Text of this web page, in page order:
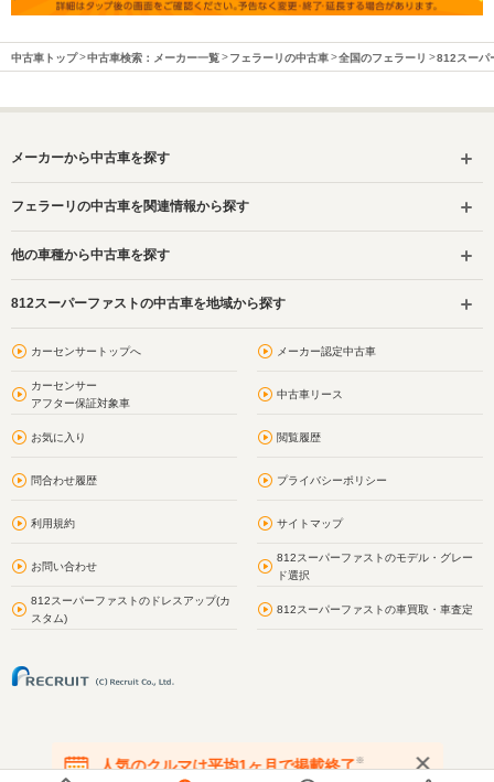
中古車トップ 中古車検索：メーカー一覧 フェラーリの中古車 全国のフェラーリ 812スーパ
メーカーから中古車を探す
フェラーリの中古車を関連情報から探す
他の車種から中古車を探す
812スーパーファストの中古車を地域から探す
カーセンサートップへ メーカー認定中古車
カーセンサー
アフター保証対象車
中古車リース
お気に入り 閲覧履歴
問合わせ履歴 プライバシーポリシー
利用規約 サイトマップ
お問い合わせ
812スーパーファストのモデル・グレー
ド選択
812スーパーファストのドレスアップ(カ
スタム)
812スーパーファストの車買取・車査定
人気のクルマは平均1ヶ月で掲載終了※